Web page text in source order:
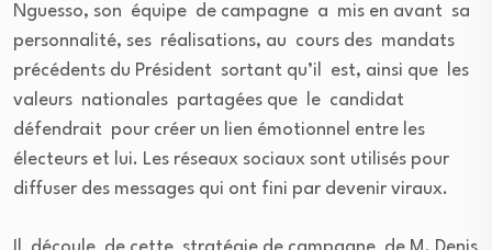
Nguesso, son équipe de campagne a mis en avant sa
personnalité, ses réalisations, au cours des mandats
précédents du Président sortant qu’il est, ainsi que les
valeurs nationales partagées que le candidat
défendrait pour créer un lien émotionnel entre les
électeurs et lui. Les réseaux sociaux sont utilisés pour
diffuser des messages qui ont fini par devenir viraux.